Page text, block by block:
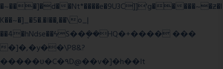
�~���]�d��Nt*����e�9U3C]]'g�����~�ƶ�l
K��~�]_�5�.�I��,��\o_|
��4�hNdse��ϟS��ܷ��HQ�+���� ���
�]�,�y��\P8&?
�����ʋ�C�۹D@��v�]�h��It